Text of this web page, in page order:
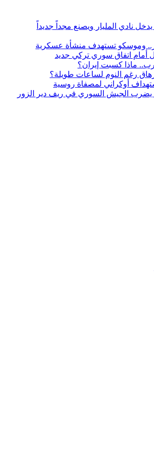
يدخل نادي المليار ويصنع مجداً جديداً
وموسكو تستهدف منشأة عسكرية
أمام اتفاق سوري تركي جديد
رغم النوم لساعات طويلة؟
الجيش السوري في ريف دير الزور